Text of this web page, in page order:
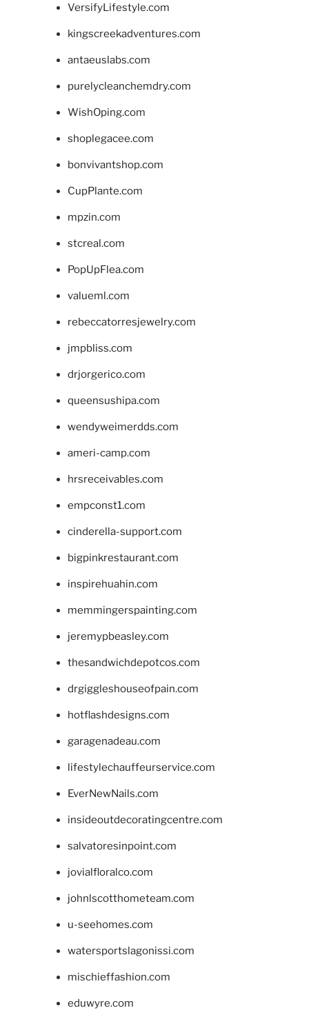
VersifyLifestyle.com
kingscreekadventures.com
antaeuslabs.com
purelycleanchemdry.com
WishOping.com
shoplegacee.com
bonvivantshop.com
CupPlante.com
mpzin.com
stcreal.com
PopUpFlea.com
valueml.com
rebeccatorresjewelry.com
jmpbliss.com
drjorgerico.com
queensushipa.com
wendyweimerdds.com
ameri-camp.com
hrsreceivables.com
empconst1.com
cinderella-support.com
bigpinkrestaurant.com
inspirehuahin.com
memmingerspainting.com
jeremypbeasley.com
thesandwichdepotcos.com
drgiggleshouseofpain.com
hotflashdesigns.com
garagenadeau.com
lifestylechauffeurservice.com
EverNewNails.com
insideoutdecoratingcentre.com
salvatoresinpoint.com
jovialfloralco.com
johnlscotthometeam.com
u-seehomes.com
watersportslagonissi.com
mischieffashion.com
eduwyre.com